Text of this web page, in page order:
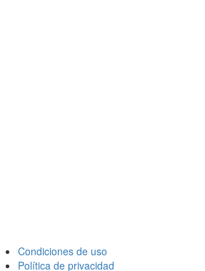
Condiciones de uso
Política de privacidad